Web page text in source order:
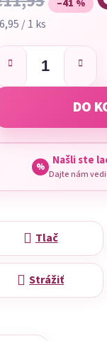
–41 %
cena:
/ 1 ks
DO
% Našli ste
Dajte nám
Tlač
Strážiť